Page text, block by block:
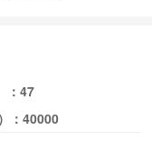
： 47
： 40000